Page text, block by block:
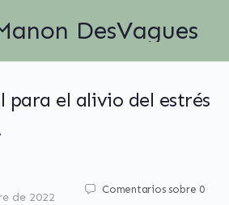
DesVagues
para el alivio del estrés
de 2022
Comentarios sobre 0